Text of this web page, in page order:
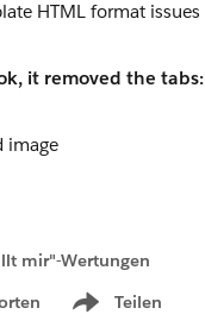
it removed the tabs:
mir"-Wertungen
Teilen
Show menu